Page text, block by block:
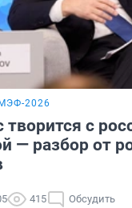
2026
творится с
— разбор от
415 Обсудить